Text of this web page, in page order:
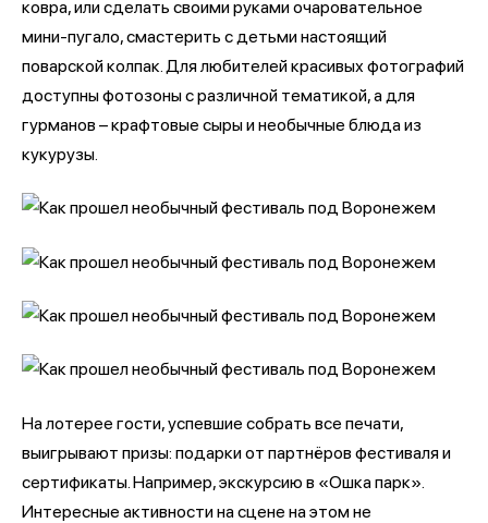
ковра, или сделать своими руками очаровательное
мини-пугало, смастерить с детьми настоящий
поварской колпак. Для любителей красивых фотографий
доступны фотозоны с различной тематикой, а для
гурманов – крафтовые сыры и необычные блюда из
кукурузы.
На лотерее гости, успевшие собрать все печати,
выигрывают призы: подарки от партнёров фестиваля и
сертификаты. Например, экскурсию в «Ошка парк».
Интересные активности на сцене на этом не